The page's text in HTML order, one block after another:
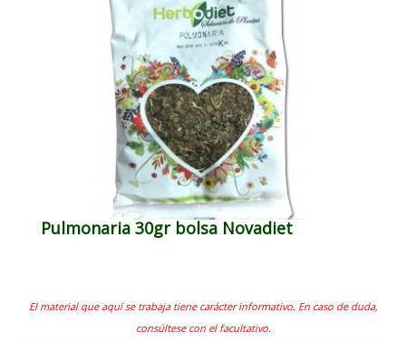
Pulmonaria 30gr bolsa Novadiet
El material que aquí se trabaja tiene carácter informativo. En caso de duda,
consúltese con el facultativo.